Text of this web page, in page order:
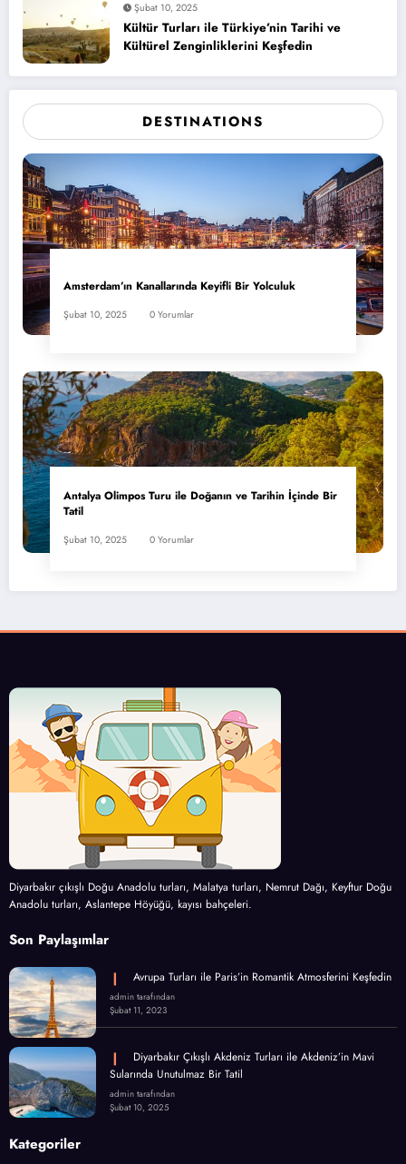
Şubat 10, 2025
Kültür Turları ile Türkiye’nin Tarihi ve
Kültürel Zenginliklerini Keşfedin
DESTINATIONS
Amsterdam’ın Kanallarında Keyifli Bir Yolculuk
Şubat 10, 2025 0 Yorumlar
Antalya Olimpos Turu ile Doğanın ve Tarihin İçinde Bir
Tatil
Şubat 10, 2025 0 Yorumlar
Diyarbakır çıkışlı Doğu Anadolu turları, Malatya turları, Nemrut Dağı, Keyftur Doğu
Anadolu turları, Aslantepe Höyüğü, kayısı bahçeleri.
Son Paylaşımlar
Avrupa Turları ile Paris’in Romantik Atmosferini Keşfedin
admin tarafından
Şubat 11, 2023
Diyarbakır Çıkışlı Akdeniz Turları ile Akdeniz’in Mavi
Sularında Unutulmaz Bir Tatil
admin tarafından
Şubat 10, 2025
Kategoriler